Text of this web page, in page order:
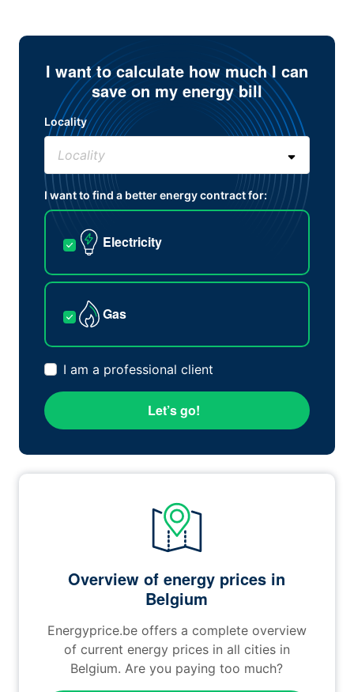
I want to calculate how much I can
save on my energy bill
Locality
I want to find a better energy contract for:
Electricity
Gas
I am a professional client
Let’s go!
Overview of energy prices in
Belgium
Energyprice.be offers a complete overview
of current energy prices in all cities in
Belgium. Are you paying too much?